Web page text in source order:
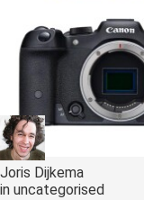
Joris Dijkema
in uncategorised